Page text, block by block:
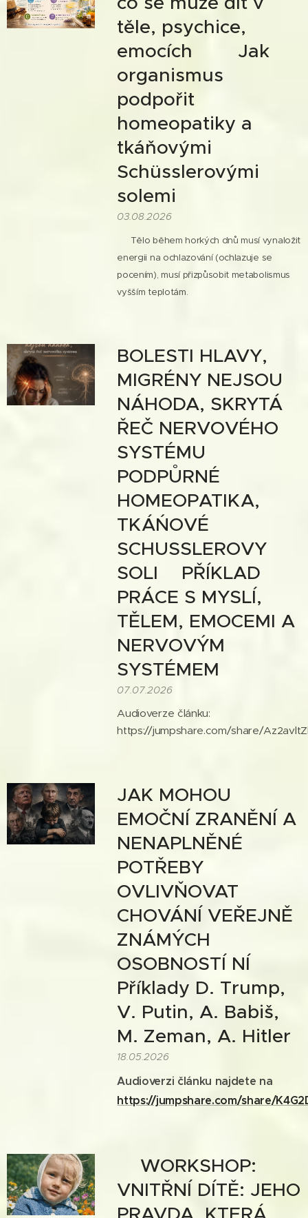
těle, psychice,
emocích 💦Jak
organismus
podpořit
homeopatiky a
tkáňovými
Schüsslerovými
solemi
03.08.2026
👉 Tělo během horkých dnů musí vynaložit
energii na ochlazování (ochlazuje se
pocením), musí přizpůsobit metabolismus
vyšším teplotám.
BOLESTI HLAVY,
MIGRÉNY NEJSOU
NÁHODA, SKRYTÁ
ŘEČ NERVOVÉHO
SYSTÉMU 🌺
PODPŮRNÉ
HOMEOPATIKA,
TKÁŃOVÉ
SCHUSSLEROVY
SOLI🌺PŘÍKLAD
PRÁCE S MYSLÍ,
TĚLEM, EMOCEMI A
NERVOVÝM
SYSTÉMEM
07.07.2026
Audioverze článku:
https://jumpshare.com/share/
JAK MOHOU
EMOČNÍ ZRANĚNÍ A
NENAPLNĚNÉ
POTŘEBY
OVLIVŇOVAT
CHOVÁNÍ VEŘEJNĚ
ZNÁMÝCH
OSOBNOSTÍ NÍ 🍀
Příklady D. Trump,
V. Putin, A. Babiš,
M. Zeman, A. Hitler
18.05.2026
Audioverzi článku najdete na
https://jumpshare.com/share/
🍀WORKSHOP:
VNITŘNÍ DÍTĚ: JEHO